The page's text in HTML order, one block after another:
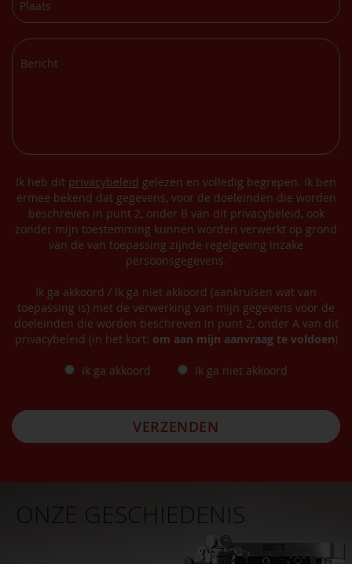
Ik heb dit privacybeleid gelezen en volledig begrepen. Ik ben
ermee bekend dat gegevens, voor de doeleinden die worden
beschreven in punt 2, onder B van dit privacybeleid, ook
zonder mijn toestemming kunnen worden verwerkt op grond
van de van toepassing zijnde regelgeving inzake
persoonsgegevens.
Ik ga akkoord / Ik ga niet akkoord (aankruisen wat van
toepassing is) met de verwerking van mijn gegevens voor de
doeleinden die worden beschreven in punt 2, onder A van dit
privacybeleid (in het kort: om aan mijn aanvraag te voldoen)
Ik ga akkoord Ik ga niet akkoord
VERZENDEN
ONZE GESCHIEDENIS